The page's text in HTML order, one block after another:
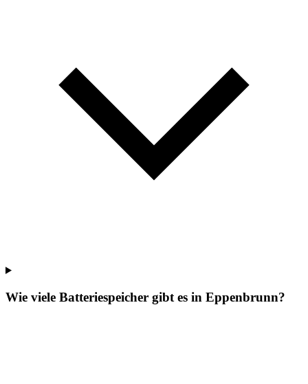
Wie viele Batteriespeicher gibt es in Eppenbrunn?